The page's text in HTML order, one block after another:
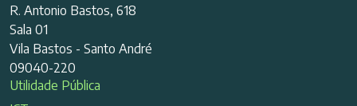
R. Antonio Bastos, 618
Sala 01
Vila Bastos - Santo André
09040-220
Utilidade Pública